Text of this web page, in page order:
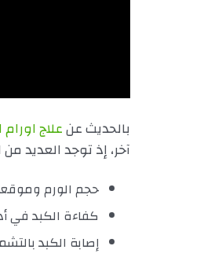
بالحديث عنعلاج اورام
آخر، إذ توجد العديد
حجم الورم
كفاءة الكبد في
إصابة الكبد